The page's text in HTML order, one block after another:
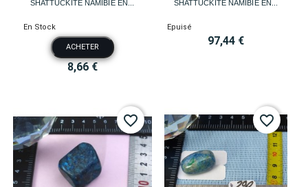
SHATTUCKITE NAMIBIE EN...
En Stock
ACHETER
8,66 €
SHATTUCKITE NAMIBIE EN...
Epuisé
97,44 €
favorite_border favorite_border